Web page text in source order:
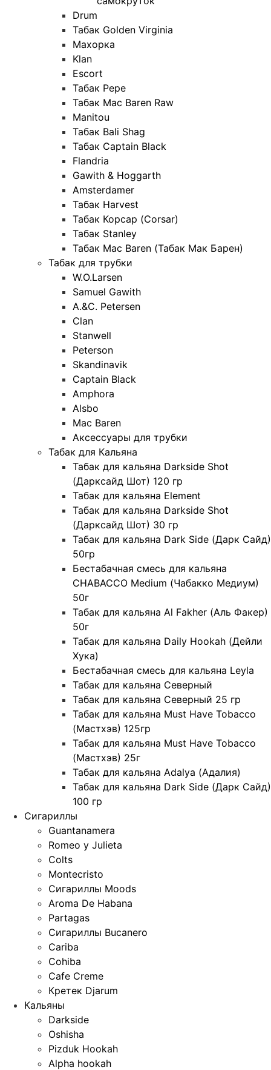
Drum
Табак Golden Virginia
Махорка
Klan
Escort
Табак Pepe
Табак Mac Baren Raw
Manitou
Табак Bali Shag
Табак Captain Black
Flandria
Gawith & Hoggarth
Amsterdamer
Табак Harvest
Табак Корсар (Corsar)
Табак Stanley
Табак Mac Baren (Табак Мак Барен)
Табак для трубки
W.O.Larsen
Samuel Gawith
A.&C. Petersen
Clan
Stanwell
Peterson
Skandinavik
Captain Black
Amphora
Alsbo
Mac Baren
Аксессуары для трубки
Табак для Кальяна
Табак для кальяна Darkside Shot
(Дарксайд Шот) 120 гр
Табак для кальяна Element
Табак для кальяна Darkside Shot
(Дарксайд Шот) 30 гр
Табак для кальяна Dark Side (Дарк Сайд)
50гр
Бестабачная смесь для кальяна
CHABACCO Medium (Чабакко Медиум)
50г
Табак для кальяна Al Fakher (Аль Факер)
50г
Табак для кальяна Daily Hookah (Дейли
Хука)
Бестабачная смесь для кальяна Leyla
Табак для кальяна Северный
Табак для кальяна Северный 25 гр
Табак для кальяна Must Have Tobacco
(Мастхэв) 125гр
Табак для кальяна Must Have Tobacco
(Мастхэв) 25г
Табак для кальяна Adalya (Адалия)
Табак для кальяна Dark Side (Дарк Сайд)
100 гр
Сигариллы
Guantanamera
Romeo y Julieta
Colts
Montecristo
Сигариллы Moods
Aroma De Habana
Partagas
Сигариллы Bucanero
Cariba
Cohiba
Cafe Creme
Кретек Djarum
Кальяны
Darkside
Oshisha
Pizduk Hookah
Alpha hookah